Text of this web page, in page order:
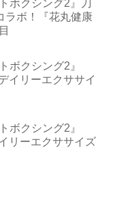
ボクシング2』刀
ラボ！『花丸健康
ボクシング2』
イリーエクササイ
ボクシング2』
リーエクササイズ